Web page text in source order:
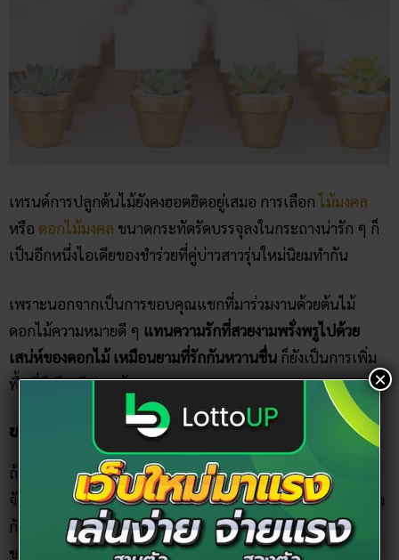
เทรนด์การปลูกต้นไม้ยังคงฮอตฮิตอยู่เสมอ การเลือก ไม้มงคล
หรือ ดอกไม้มงคล ขนาดกระทัดรัดบรรจุลงในกระถางน่ารัก ๆ ก็
เป็นอีกหนึ่งไอเดียของชำร่วยที่คู่บ่าวสาวรุ่นใหม่นิยมทำกัน
เพราะนอกจากเป็นการขอบคุณแขกที่มาร่วมงานด้วยต้นไม้
ดอกไม้ความหมายดี ๆ แทนความรักที่สวยงามพรั่งพรูไปด้วย
เสน่ห์ของดอกไม้ เหมือนยามที่รักกันหวานชื่น ก็ยังเป็นการเพิ่ม
พื้นที่สีเขียวอีกทางด้วย
ของชำร่วยประเภท DIY หรืองานประดิษฐ์
ถ้าหากคู่บ่าวสาวชอบความแปลกใหม่ ไม่อยากเหมือนใครก็ต้อง
จัด ของชำร่วยประเภท DIY ที่รังสรรค์ผลิตขึ้นมาจากความคิดของ
กันและกัน จนเกิดเป็นของขวัญลิมิเต็ดที่มีแค่เฉพาะในงานแต่ง
ของเรากันไปเลย
×